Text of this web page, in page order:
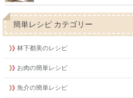
簡単レシピ カテゴリー
林下都美のレシピ
お肉の簡単レシピ
魚介の簡単レシピ